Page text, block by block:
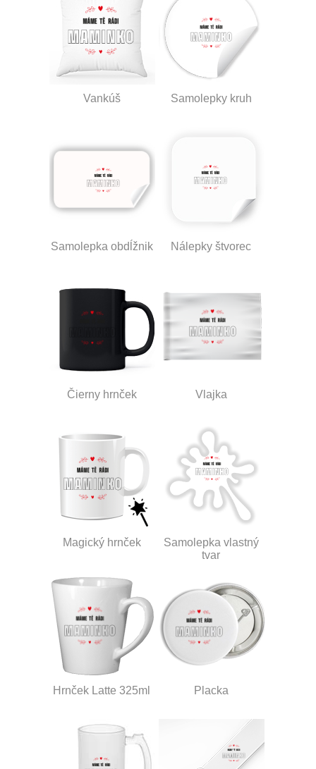
Vankúš Samolepky kruh
Samolepka obdĺžnik Nálepky štvorec
Čierny hrnček Vlajka
Magický hrnček
Samolepka vlastný
tvar
Hrnček Latte 325ml Placka